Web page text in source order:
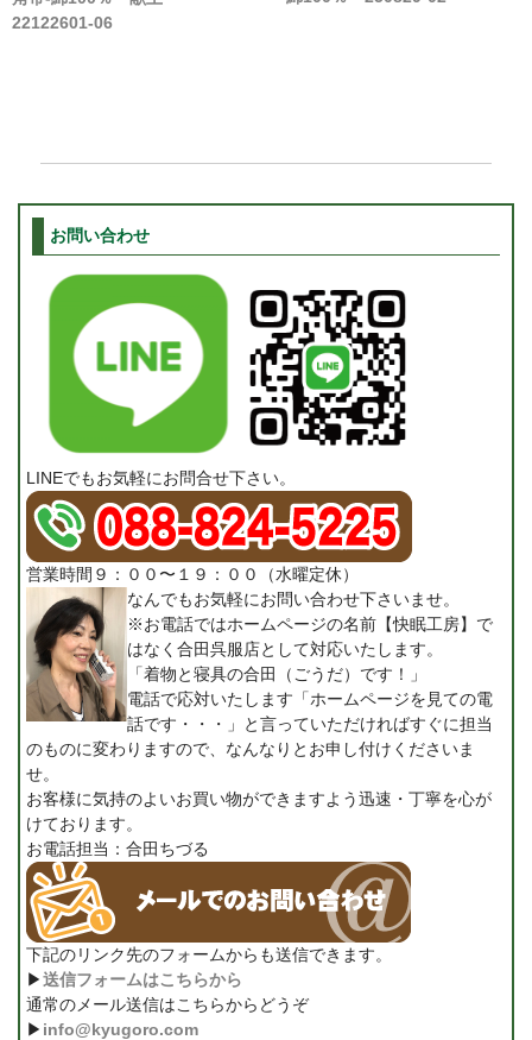
22122601-06
お問い合わせ
LINEでもお気軽にお問合せ下さい。
営業時間９：００〜１９：００（水曜定休）
なんでもお気軽にお問い合わせ下さいませ。
※お電話ではホームページの名前【快眠工房】で
はなく合田呉服店として対応いたします。
「着物と寝具の合田（ごうだ）です！」
電話で応対いたします「ホームページを見ての電
話です・・・」と言っていただければすぐに担当
のものに変わりますので、なんなりとお申し付けくださいま
せ。
お客様に気持のよいお買い物ができますよう迅速・丁寧を心が
けております。
お電話担当：合田ちづる
下記のリンク先のフォームからも送信できます。
▶送信フォームはこちらから
通常のメール送信はこちらからどうぞ
▶ info@kyugoro.com